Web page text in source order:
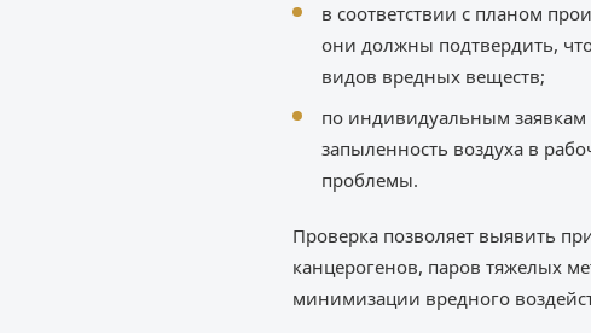
в соответствии с планом
они должны подтвердить,
видов вредных веществ;
по индивидуальным заявкам
запыленность воздуха в
проблемы.
Проверка позволяет выявить
канцерогенов, паров тяжелых
минимизации вредного